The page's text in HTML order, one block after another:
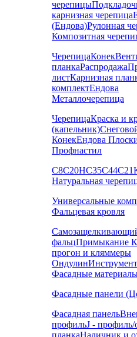
черепицы
карнизная черепица
(Ендова)Рулонная
Композитная
ЧерепицаКонек
планкаРаспродажа
листКарнизная
комплектЕндова
Металлочерепица
ЧерепицаКраска и
(капельник)
КонекЕндова
Профнастил
С8С20НС35С44С21
Натуральная
Универсальные
Фальцевая кровля
фальцПримыкание
прогон и кляммеры
Ондулин
Фасадные
Фасадные панели
Фасадная панель
профильJ - профиль/
планкаНаличник и